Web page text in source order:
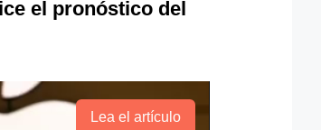
el pronóstico del
Lea el artículo